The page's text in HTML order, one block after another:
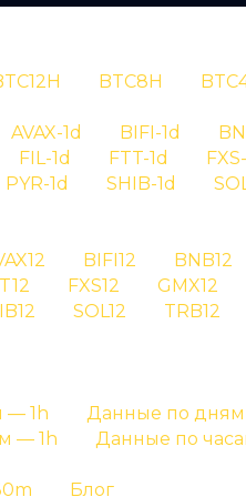
BTC8H
AVAX-1d BIFI-1d
FIL-1d FTT-1d
PYR-1d SHIB-1d
BIFI12 BNB12
FXS12 GMX12
SOL12 TRB12
— 1h Данные по
— 1h Данные по
Блог
id 9
информация о сигнале